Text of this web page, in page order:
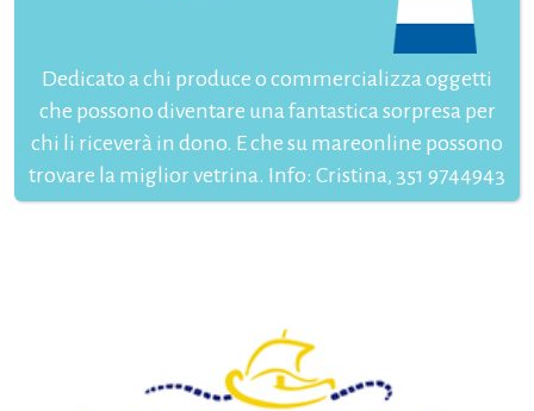
Dedicato a chi produce o commercializza oggetti
che possono diventare una fantastica sorpresa per
chi li riceverà in dono. E che su mareonline possono
trovare la miglior vetrina. Info: Cristina, 351 9744943